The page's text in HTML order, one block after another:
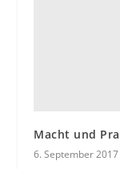
Macht und
6. September 2017